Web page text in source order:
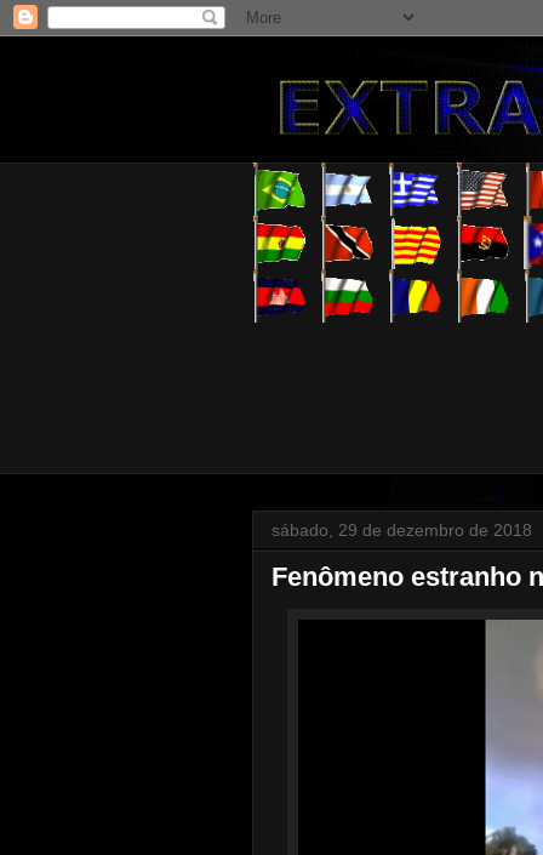
sábado, 29 de dezembro de 2018
Fenômeno estranho